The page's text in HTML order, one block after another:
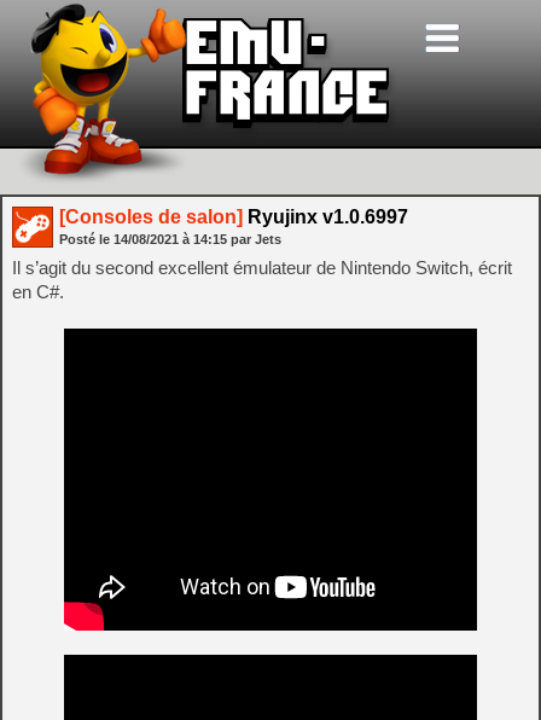
[Consoles de salon] Ryujinx v1.0.6997
Posté le 14/08/2021 à 14:15 par Jets
Il s’agit du second excellent émulateur de Nintendo Switch, écrit
en C#.